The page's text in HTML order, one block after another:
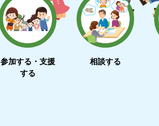
参加する・支援
する
相談する